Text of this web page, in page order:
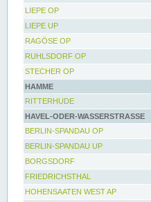
LIEPE OP
LIEPE UP
RAGÖSE OP
RUHLSDORF OP
STECHER OP
HAMME
RITTERHUDE
HAVEL-ODER-WASSERSTRASSE
BERLIN-SPANDAU OP
BERLIN-SPANDAU UP
BORGSDORF
FRIEDRICHSTHAL
HOHENSAATEN WEST AP